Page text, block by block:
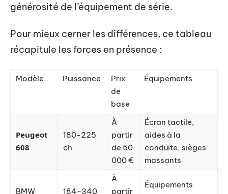
générosité de l’équipement de série.
Pour mieux cerner les différences, ce tableau
récapitule les forces en présence :
Modèle Puissance
Prix
de
base
Équipements
Peugeot
608
180-225
ch
À
partir
de 50
000 €
Écran tactile,
aides à la
conduite, sièges
massants
BMW
184-340
À
partir
Équipements